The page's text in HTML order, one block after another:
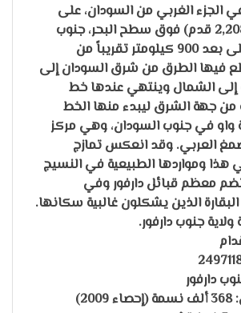
الجزء الغربي من السودان، على
ارتفاع 673 متر (2,208 قدم) فوق سطح البحر، جنوب
هضبة جبل مرة على بعد 900 كيلومتر تقريباً من
فيها الطرق من شرق السودان إلى
إلى الشمال وينتهي عندها خط
من جهة الشرق ليبدء منها الخط
واو في جنوب السودان، وهي مركز
العربي. وقد انعكس تمازج
هذا ومواردها الطبيعية في النسيج
معظم قبائل دارفور وفي
الذين يشكلون غالبية سكانها.
جنوب دارفور.
دارفور